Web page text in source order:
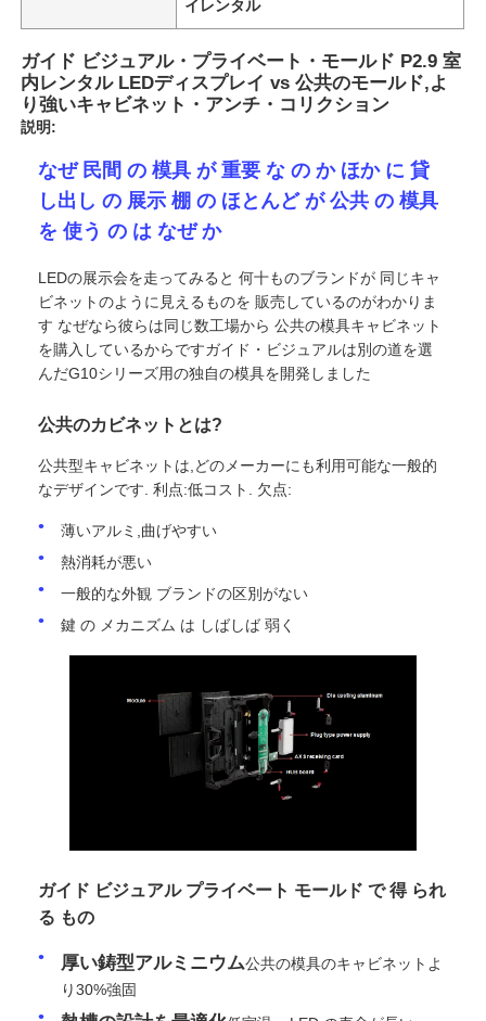
製品
動画
VRショー
ケース
イレンタル
ガイド ビジュアル・プライベート・モールド P2.9 室
内レンタル LEDディスプレイ vs 公共のモールド,よ
り強いキャビネット・アンチ・コリクション
説明:
なぜ 民間 の 模具 が 重要 な の か ほか に 貸
し出し の 展示 棚 の ほとんど が 公共 の 模具
を 使う の は なぜ か
LEDの展示会を走ってみると 何十ものブランドが 同じキャ
ビネットのように見えるものを 販売しているのがわかりま
す なぜなら彼らは同じ数工場から 公共の模具キャビネット
を購入しているからですガイド・ビジュアルは別の道を選
んだG10シリーズ用の独自の模具を開発しました
公共のカビネットとは?
公共型キャビネットは,どのメーカーにも利用可能な一般的
なデザインです. 利点:低コスト. 欠点:
薄いアルミ,曲げやすい
熱消耗が悪い
一般的な外観 ブランドの区別がない
鍵 の メカニズム は しばしば 弱く
ガイド ビジュアル プライベート モールド で 得 られ
る もの
厚い鋳型アルミニウム公共の模具のキャビネットよ
り30%強固